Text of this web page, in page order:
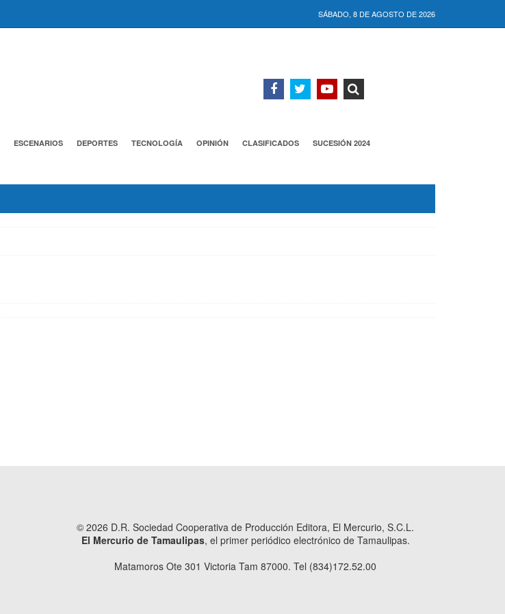
SÁBADO, 8 DE AGOSTO DE 2026
ESCENARIOS DEPORTES TECNOLOGÍA OPINIÓN CLASIFICADOS SUCESIÓN 2024
© 2026 D.R. Sociedad Cooperativa de Producción Editora, El Mercurio, S.C.L.
El Mercurio de Tamaulipas, el primer periódico electrónico de Tamaulipas.
Matamoros Ote 301 Victoria Tam 87000. Tel (834)172.52.00